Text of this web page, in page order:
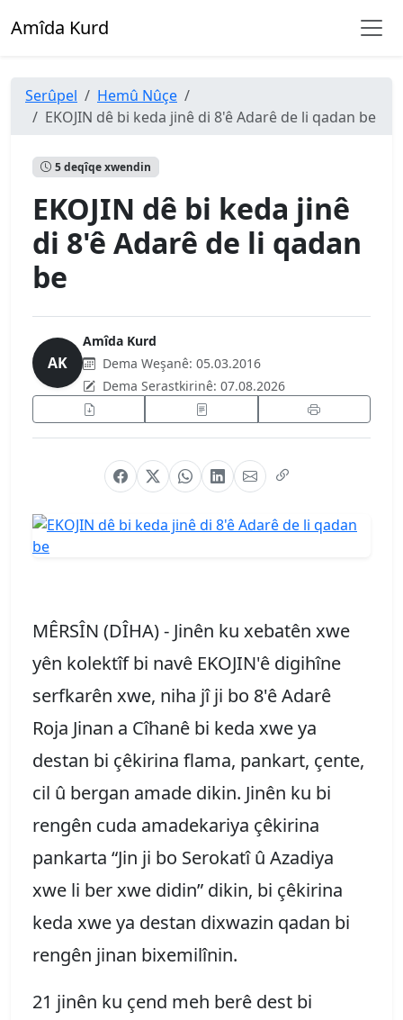
Amîda Kurd
Serûpel
Hemû Nûçe
EKOJIN dê bi keda jinê di 8'ê Adarê de li qadan be
5 deqîqe xwendin
EKOJIN dê bi keda jinê
di 8'ê Adarê de li qadan
be
AK
Amîda Kurd
Dema Weşanê: 05.03.2016
Dema Serastkirinê: 07.08.2026
MÊRSÎN (DÎHA) - Jinên ku xebatên xwe
yên kolektîf bi navê EKOJIN'ê digihîne
serfkarên xwe, niha jî ji bo 8'ê Adarê
Roja Jinan a Cîhanê bi keda xwe ya
destan bi çêkirina flama, pankart, çente,
cil û bergan amade dikin. Jinên ku bi
rengên cuda amadekariya çêkirina
pankarta “Jin ji bo Serokatî û Azadiya
xwe li ber xwe didin” dikin, bi çêkirina
keda xwe ya destan dixwazin qadan bi
rengên jinan bixemilînin.
21 jinên ku çend meh berê dest bi